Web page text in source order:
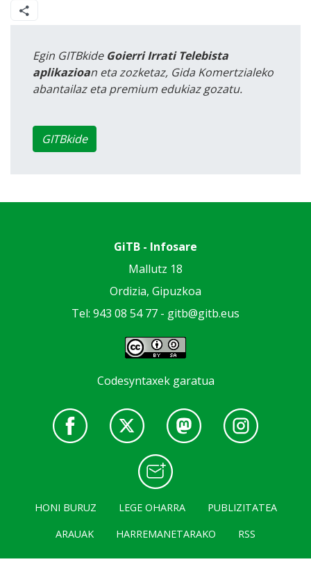
Egin GITBkide Goierri Irrati Telebista
aplikazioan eta zozketaz, Gida Komertzialeko
abantailaz eta premium edukiaz gozatu.
GITBkide
GiTB - Infosare
Mallutz 18
Ordizia, Gipuzkoa
Tel: 943 08 54 77 - gitb@gitb.eus
Codesyntaxek garatua
HONI BURUZ LEGE OHARRA
PUBLIZITATEA
ARAUAK
HARREMANETARAKO RSS